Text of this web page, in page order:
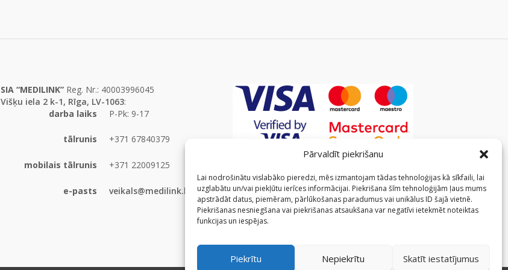
Pārvaldīt piekrišanu
Lai nodrošinātu vislabāko pieredzi, mēs izmantojam tādas tehnoloģijas kā sīkfaili, lai
uzglabātu un/vai piekļūtu ierīces informācijai. Piekrišana šīm tehnoloģijām ļaus mums
apstrādāt datus, piemēram, pārlūkošanas paradumus vai unikālus ID šajā vietnē.
Piekrišanas nesniegšana vai piekrišanas atsaukšana var negatīvi ietekmēt noteiktas
funkcijas un iespējas.
Piekrītu Nepiekrītu Skatīt iestatījumus
SIA “MEDILINK” Reg. Nr.: 40003996045
Višķu iela 2 k-1, Rīga, LV-1063:
darba laiks
P-Pk: 9-17
tālrunis +371 67840379
mobilais tālrunis +371 22009125
e-pasts veikals@medilink.lv